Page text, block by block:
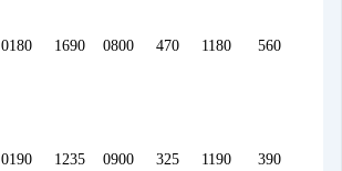
0180 1690 0800 470 1180 560
0190 1235 0900 325 1190 390